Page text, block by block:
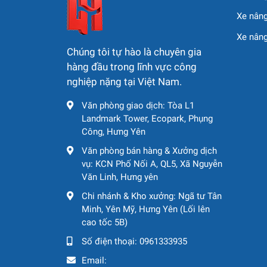
Hoàng Tâm Group là đơn vị hàng đầu tại
hãng, trong đó có mẫu JLG E600JP. Chúng tôi
Sản phẩm nhập khẩu trực tiếp, đầy đủ
Dịch vụ cho thuê linh hoạt, đáp ứng
Đội ngũ kỹ thuật chuyên môn cao, hỗ trợ
Chúng tôi tự hào là chuyên gia
hàng đầu trong lĩnh vực công
nghiệp nặng tại Việt Nam.
Văn phòng giao dịch: Tòa L1
Landmark Tower, Ecopark, Phụng
Công, Hưng Yên
Văn phòng bán hàng & Xưởng dịch
vụ: KCN Phố Nối A, QL5, Xã Nguyễn
Văn Linh, Hưng yên
Chi nhánh & Kho xưởng: Ngã tư Tân
Minh, Yên Mỹ, Hưng Yên (Lối lên
cao tốc 5B)
Số điện thoại: 0961333935
Email:
Xe
Xe